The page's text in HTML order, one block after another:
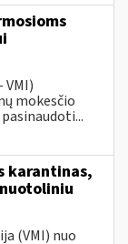
mokesčio
karantinas,
(VMI) nuo